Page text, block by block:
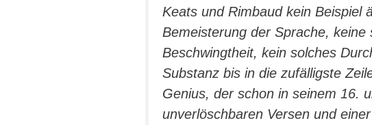
Keats und Rimbaud kein Beispiel
Bemeisterung der Sprache, keine
Beschwingtheit, kein solches
Substanz bis in die zufälligste
Genius, der schon in seinem 16.
unverlöschbaren Versen und